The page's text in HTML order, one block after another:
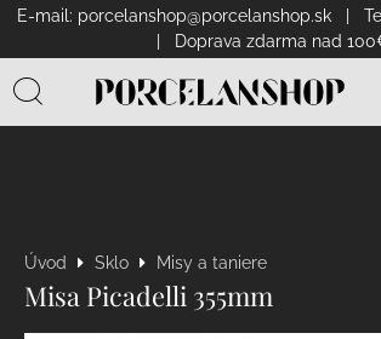
E-mail: porcelanshop@porcelanshop.sk| Tel.
| Doprava zdarma nad
Úvod Sklo Misy a taniere
Misa Picadelli 355mm